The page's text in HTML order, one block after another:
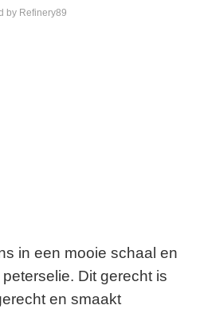
by Refinery89
in een mooie schaal en
Dit gerecht is
en smaakt